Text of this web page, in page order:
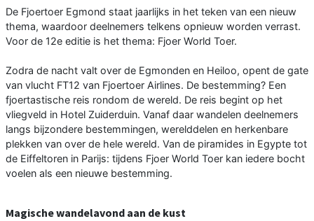
De Fjoertoer Egmond staat jaarlijks in het teken van een nieuw
thema, waardoor deelnemers telkens opnieuw worden verrast.
Voor de 12e editie is het thema: Fjoer World Toer.
Zodra de nacht valt over de Egmonden en Heiloo, opent de gate
van vlucht FT12 van Fjoertoer Airlines. De bestemming? Een
fjoertastische reis rondom de wereld. De reis begint op het
vliegveld in Hotel Zuiderduin. Vanaf daar wandelen deelnemers
langs bijzondere bestemmingen, werelddelen en herkenbare
plekken van over de hele wereld. Van de piramides in Egypte tot
de Eiffeltoren in Parijs: tijdens Fjoer World Toer kan iedere bocht
voelen als een nieuwe bestemming.
Magische wandelavond aan de kust